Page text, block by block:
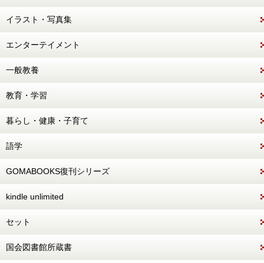
イラスト・写真集
エンターテイメント
一般教養
教育・学習
暮らし・健康・子育て
語学
GOMABOOKS復刊シリーズ
kindle unlimited
セット
国会図書館所蔵書